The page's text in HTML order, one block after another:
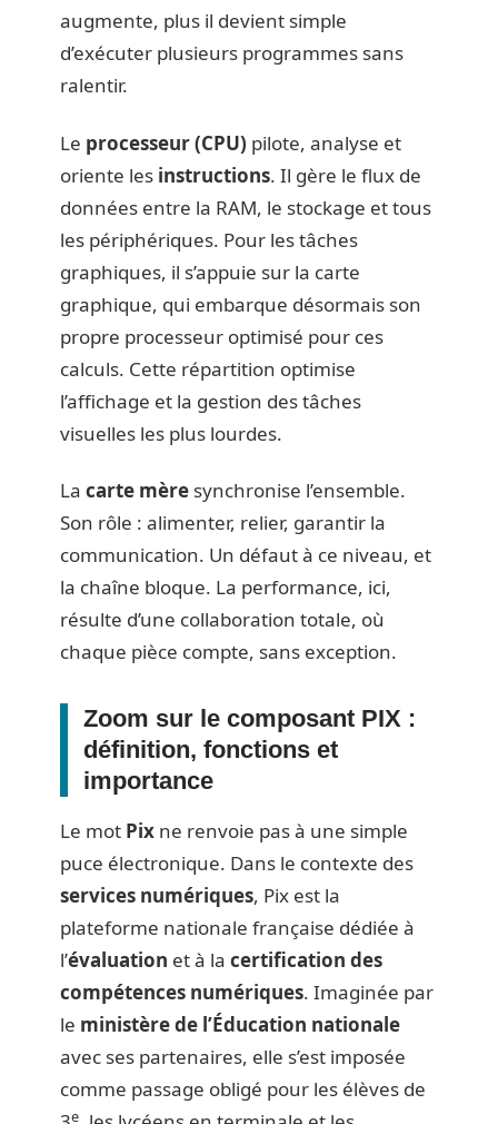
augmente, plus il devient simple
d’exécuter plusieurs programmes sans
ralentir.
Le processeur (CPU) pilote, analyse et
oriente les instructions. Il gère le flux de
données entre la RAM, le stockage et tous
les périphériques. Pour les tâches
graphiques, il s’appuie sur la carte
graphique, qui embarque désormais son
propre processeur optimisé pour ces
calculs. Cette répartition optimise
l’affichage et la gestion des tâches
visuelles les plus lourdes.
La carte mère synchronise l’ensemble.
Son rôle : alimenter, relier, garantir la
communication. Un défaut à ce niveau, et
la chaîne bloque. La performance, ici,
résulte d’une collaboration totale, où
chaque pièce compte, sans exception.
Zoom sur le composant PIX :
définition, fonctions et
importance
Le mot Pix ne renvoie pas à une simple
puce électronique. Dans le contexte des
services numériques, Pix est la
plateforme nationale française dédiée à
l’évaluation et à la certification des
compétences numériques. Imaginée par
le ministère de l’Éducation nationale
avec ses partenaires, elle s’est imposée
comme passage obligé pour les élèves de
e